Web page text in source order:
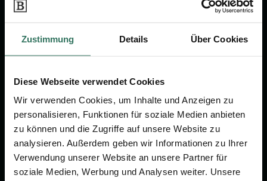
Zustimmung Details Über Cookies
Diese Webseite verwendet Cookies
Wir verwenden Cookies, um Inhalte und Anzeigen zu
personalisieren, Funktionen für soziale Medien anbieten
zu können und die Zugriffe auf unsere Website zu
analysieren. Außerdem geben wir Informationen zu Ihrer
Verwendung unserer Website an unsere Partner für
soziale Medien, Werbung und Analysen weiter. Unsere
Vergleich
Ratgeber
Verzeichnis
Wissenswertes
Über uns
Online-Portal
Kostenlos registrieren